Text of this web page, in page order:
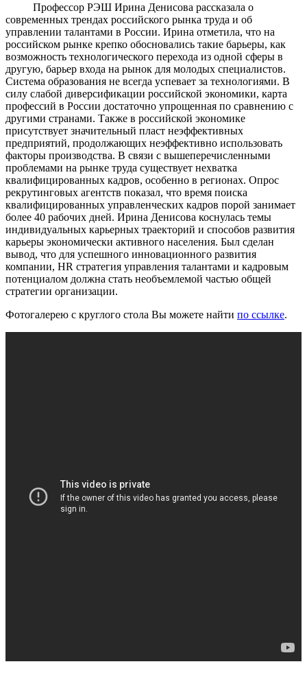
Профессор РЭШ Ирина Денисова рассказала о
современных трендах российского рынка труда и об
управлении талантами в России. Ирина отметила, что на
российском рынке крепко обосновались такие барьеры, как
возможность технологического перехода из одной сферы в
другую, барьер входа на рынок для молодых специалистов.
Система образования не всегда успевает за технологиями. В
силу слабой диверсификации российской экономики, карта
профессий в России достаточно упрощенная по сравнению с
другими странами. Также в российской экономике
присутствует значительный пласт неэффективных
предприятий, продолжающих неэффективно использовать
факторы производства. В связи с вышеперечисленными
проблемами на рынке труда существует нехватка
квалифицированных кадров, особенно в регионах. Опрос
рекрутинговых агентств показал, что время поиска
квалифицированных управленческих кадров порой занимает
более 40 рабочих дней. Ирина Денисова коснулась темы
индивидуальных карьерных траекторий и способов развития
карьеры экономически активного населения. Был сделан
вывод, что для успешного инновационного развития
компании, HR стратегия управления талантами и кадровым
потенциалом должна стать необъемлемой частью общей
стратегии организации.
Фотогалерею с круглого стола Вы можете найти по ссылке.